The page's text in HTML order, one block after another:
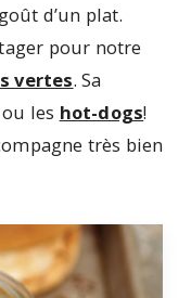
d’un plat.
pour notre
vertes. Sa
ou les hot-dogs!
très bien